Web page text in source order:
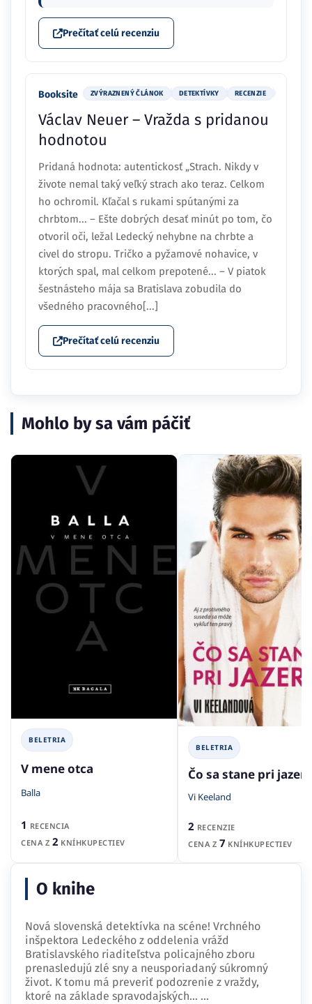
Prečítať celú recenziu
Booksite ZVÝRAZNENÝ ČLÁNOK DETEKTÍVKY RECENZIE
Václav Neuer – Vražda s pridanou
hodnotou
Pridaná hodnota: autentickosť „Strach. Nikdy v
živote nemal taký veľký strach ako teraz. Celkom
ho ochromil. Kľačal s rukami spútanými za
chrbtom... – Ešte dobrých desať minút po tom, čo
otvoril oči, ležal Ledecký nehybne na chrbte a
civel do stropu. Tričko a pyžamové nohavice, v
ktorých spal, mal celkom prepotené... – V piatok
šestnásteho mája sa Bratislava zobudila do
všedného pracovného[...]
Prečítať celú recenziu
Mohlo by sa vám páčiť
BELETRIA
V mene otca
Balla
1 RECENCIA
CENA Z 2 KNÍHKUPECTIEV
BELETRIA
Čo sa stane pri jazere
Vi Keeland
2 RECENZIE
CENA Z 7 KNÍHKUPECTIEV
O knihe
Nová slovenská detektívka na scéne! Vrchného
inšpektora Ledeckého z oddelenia vrážd
Bratislavského riaditeľstva policajného zboru
prenasledujú zlé sny a neusporiadaný súkromný
život. K tomu má preveriť podozrenie z vraždy,
ktoré na základe spravodajských… ...